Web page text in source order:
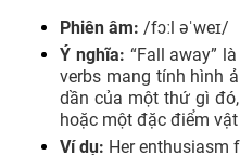
Phiên âm: /fɔːl əˈweɪ/
Ý nghĩa: “Fall away”
verbs mang tính hình
dần của một thứ gì
hoặc một đặc điểm vật
Ví dụ: Her enthusiasm